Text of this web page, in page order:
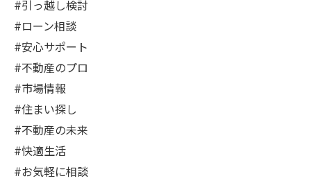
#引っ越し検討
#ローン相談
#安心サポート
#不動産のプロ
#市場情報
#住まい探し
#不動産の未来
#快適生活
#お気軽に相談